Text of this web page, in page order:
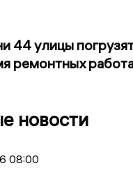
44 улицы
ремонтных
новости
08:00